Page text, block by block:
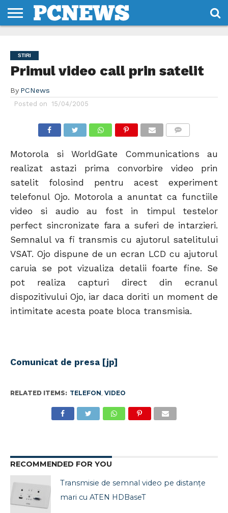
NOI
SI
CONDITII
STIRI
Primul video call prin satelit
By PCNews
Posted on 15/04/2005
Motorola si WorldGate Communications au
realizat astazi prima convorbire video prin
satelit folosind pentru acest experiment
telefonul Ojo. Motorola a anuntat ca functiile
video si audio au fost in timpul testelor
perfect sincronizate fara a suferi de intarzieri.
Semnalul va fi transmis cu ajutorul satelitului
VSAT. Ojo dispune de un ecran LCD cu ajutorul
caruia se pot vizualiza detalii foarte fine. Se
pot realiza capturi direct din ecranul
dispozitivului Ojo, iar daca doriti un moment de
intimitate acesta poate bloca transmisia.
Comunicat de presa [jp]
RELATED ITEMS: TELEFON, VIDEO
RECOMMENDED FOR YOU
Transmisie de semnal video pe distanțe
mari cu ATEN HDBaseT